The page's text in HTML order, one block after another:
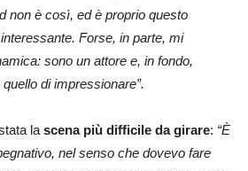
non è così, ed è proprio questo
Forse, in parte, mi
sono un attore e, in fondo,
di impressionare”.
la scena più difficile da girare: “È
nel senso che dovevo fare